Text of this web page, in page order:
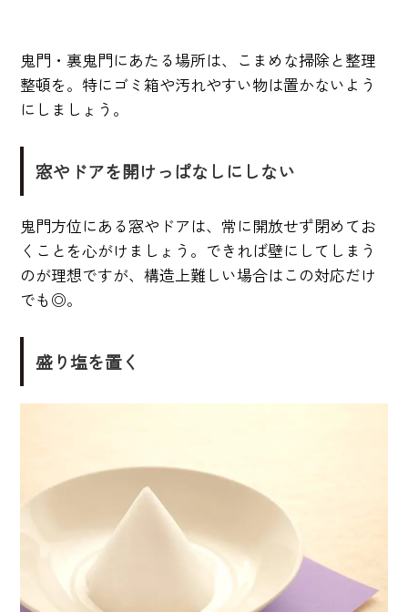
鬼門・裏鬼門にあたる場所は、こまめな掃除と整理
整頓を。特にゴミ箱や汚れやすい物は置かないよう
にしましょう。
窓やドアを開けっぱなしにしない
鬼門方位にある窓やドアは、常に開放せず閉めてお
くことを心がけましょう。できれば壁にしてしまう
のが理想ですが、構造上難しい場合はこの対応だけ
でも◎。
盛り塩を置く